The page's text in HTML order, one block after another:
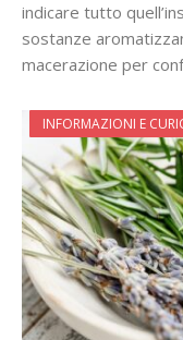
indicare tutto
sostanze
macerazione per
INFORMAZIONI E